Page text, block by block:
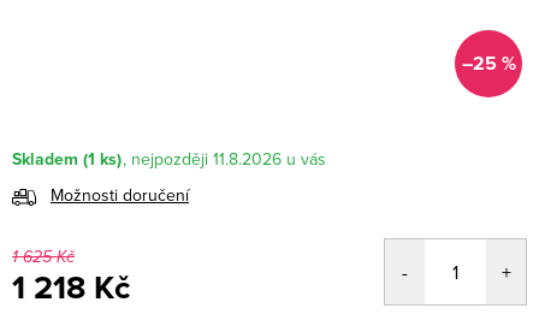
–25 %
Skladem (1 ks)
11.8.2026
Možnosti doručení
1 625 Kč
1 218 Kč